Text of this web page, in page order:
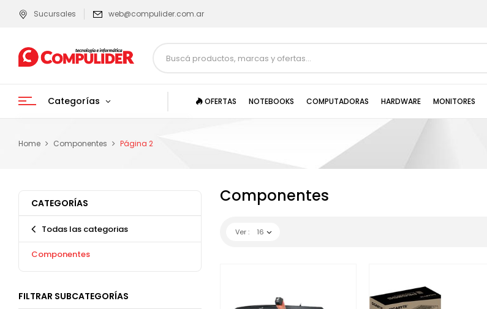
Sucursales web@compulider.com.ar
Categorías OFERTAS NOTEBOOKS COMPUTADORAS HARDWARE MONITORES
Home Componentes Página 2
CATEGORÍAS
Todas las categorias
Componentes
FILTRAR SUBCATEGORÍAS
Componentes
Ver : 16